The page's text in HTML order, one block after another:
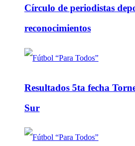
Círculo de periodistas
reconocimientos
Resultados 5ta fecha
Sur